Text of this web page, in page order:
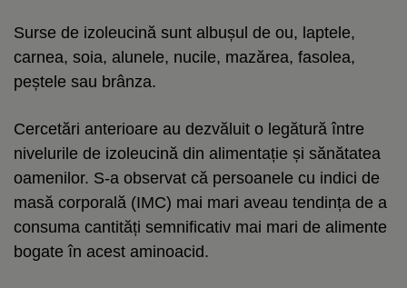
Surse de izoleucină sunt albușul de ou, laptele,
carnea, soia, alunele, nucile, mazărea, fasolea,
peștele sau brânza.
Cercetări anterioare au dezvăluit o legătură între
nivelurile de izoleucină din alimentație și sănătatea
oamenilor. S-a observat că persoanele cu indici de
masă corporală (IMC) mai mari aveau tendința de a
consuma cantități semnificativ mai mari de alimente
bogate în acest aminoacid.